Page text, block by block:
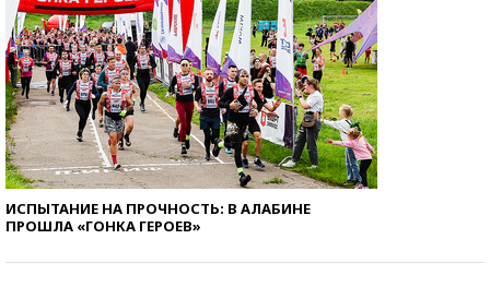
ИСПЫТАНИЕ НА ПРОЧНОСТЬ: В АЛАБИНЕ
ПРОШЛА «ГОНКА ГЕРОЕВ»